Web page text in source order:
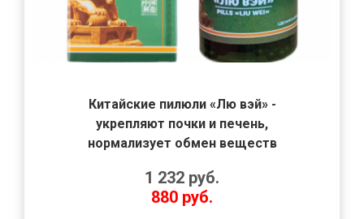
Китайские пилюли «Лю вэй» -
укрепляют почки и печень,
нормализует обмен веществ
1 232 руб.
880 руб.